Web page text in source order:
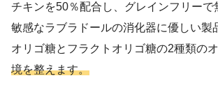
チキンを50％配合し、グレインフリーで
敏感なラブラドールの消化器に優しい製
オリゴ糖とフラクトオリゴ糖の2種類の
境を整えます。